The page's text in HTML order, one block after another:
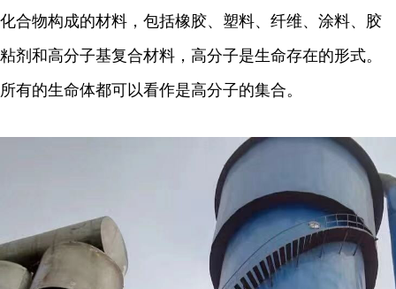
化合物构成的材料，包括橡胶、塑料、纤维、涂料、胶
粘剂和高分子基复合材料，高分子是生命存在的形式。
所有的生命体都可以看作是高分子的集合。